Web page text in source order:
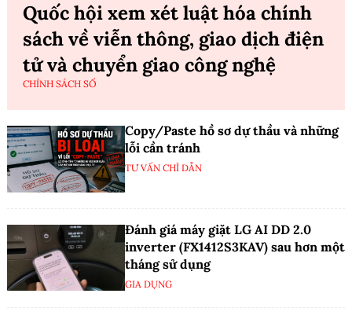
Quốc hội xem xét luật hóa chính
sách về viễn thông, giao dịch điện
tử và chuyển giao công nghệ
CHÍNH SÁCH SỐ
Copy/Paste hồ sơ dự thầu và những
lỗi cần tránh
TƯ VẤN CHỈ DẪN
Đánh giá máy giặt LG AI DD 2.0
inverter (FX1412S3KAV) sau hơn một
tháng sử dụng
GIA DỤNG